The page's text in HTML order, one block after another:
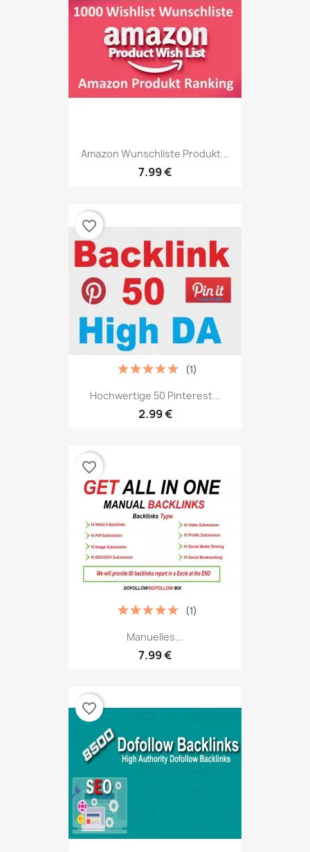
Amazon Wunschliste Produkt...
7.99 €
Hochwertige 50 Pinterest...
2.99 €
(1)
favorite_border
Manuelles...
7.99 €
(1)
favorite_border
favorite_border